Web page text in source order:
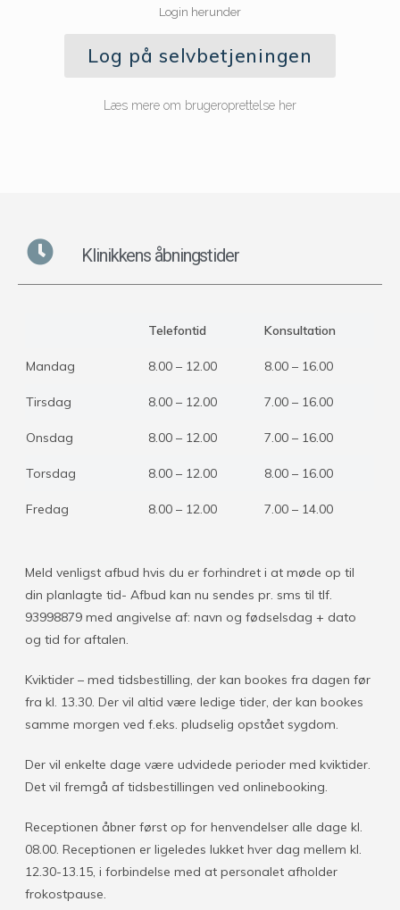
Login herunder
Log på selvbetjeningen
Læs mere om brugeroprettelse her
Klinikkens åbningstider
Telefontid Konsultation
Mandag 8.00 – 12.00 8.00 – 16.00
Tirsdag 8.00 – 12.00 7.00 – 16.00
Onsdag 8.00 – 12.00 7.00 – 16.00
Torsdag 8.00 – 12.00 8.00 – 16.00
Fredag 8.00 – 12.00 7.00 – 14.00
Meld venligst afbud hvis du er forhindret i at møde op til
din planlagte tid- Afbud kan nu sendes pr. sms til tlf.
93998879 med angivelse af: navn og fødselsdag + dato
og tid for aftalen.
Kviktider – med tidsbestilling, der kan bookes fra dagen før
fra kl. 13.30. Der vil altid være ledige tider, der kan bookes
samme morgen ved f.eks. pludselig opstået sygdom.
Der vil enkelte dage være udvidede perioder med kviktider.
Det vil fremgå af tidsbestillingen ved onlinebooking.
Receptionen åbner først op for henvendelser alle dage kl.
08.00. Receptionen er ligeledes lukket hver dag mellem kl.
12.30-13.15, i forbindelse med at personalet afholder
frokostpause.